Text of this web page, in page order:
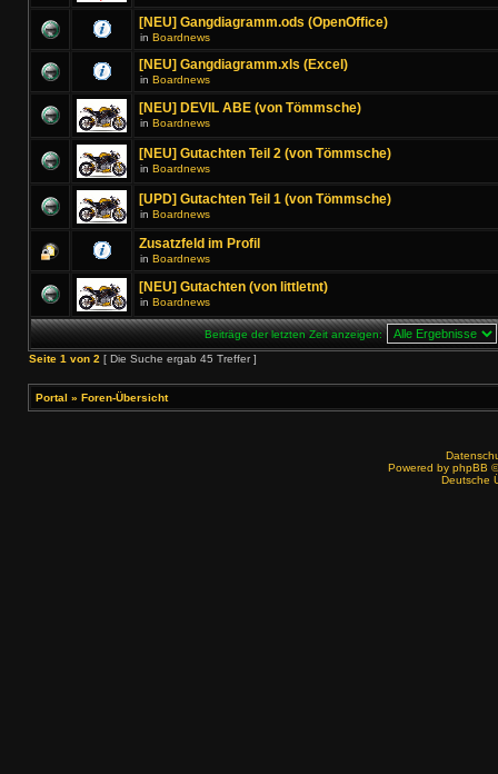
[NEU] Gangdiagramm.ods (OpenOffice)
in Boardnews
[NEU] Gangdiagramm.xls (Excel)
in Boardnews
[NEU] DEVIL ABE (von Tömmsche)
in Boardnews
[NEU] Gutachten Teil 2 (von Tömmsche)
in Boardnews
[UPD] Gutachten Teil 1 (von Tömmsche)
in Boardnews
Zusatzfeld im Profil
in Boardnews
[NEU] Gutachten (von littletnt)
in Boardnews
Beiträge der letzten Zeit anzeigen:
Seite 1 von 2 [ Die Suche ergab 45 Treffer ]
Portal » Foren-Übersicht
Powered by phpBB
Deutsche